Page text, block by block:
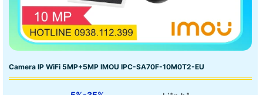
Camera IP WiFi 5MP+5MP IMOU IPC-SA70F-10M0T2-EU